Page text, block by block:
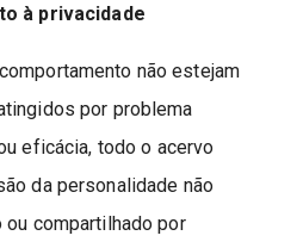
à privacidade
não estejam
por problema
eficácia, todo o acervo
da personalidade não
compartilhado por